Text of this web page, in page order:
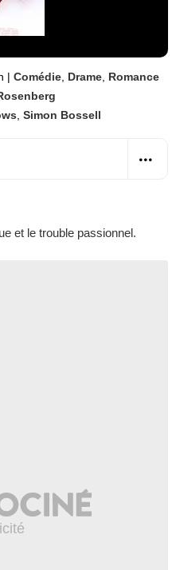
| Comédie Drame Romance
Simon Bossell
et le trouble passionnel.